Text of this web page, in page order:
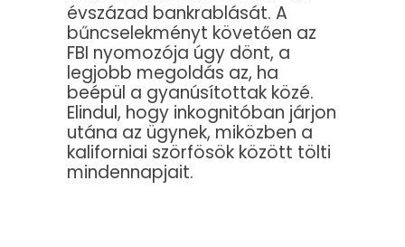
évszázad bankrablását. A
bűncselekményt követően az
FBI nyomozója úgy dönt, a
legjobb megoldás az, ha
beépül a gyanúsítottak közé.
Elindul, hogy inkognitóban járjon
utána az ügynek, miközben a
kaliforniai szörfösök között tölti
mindennapjait.